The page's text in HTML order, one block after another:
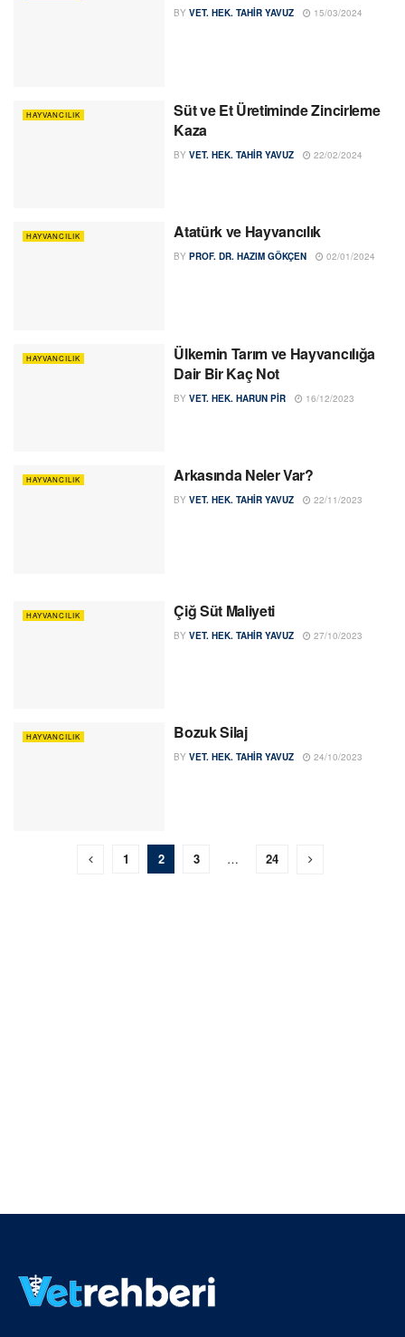
BY VET. HEK. TAHIR YAVUZ 15/03/2024
HAYVANCILIK
Süt ve Et Üretiminde Zincirleme
Kaza
BY VET. HEK. TAHIR YAVUZ 22/02/2024
HAYVANCILIK Atatürk ve Hayvancılık
BY PROF. DR. HAZIM GÖKÇEN 02/01/2024
HAYVANCILIK
Ülkemin Tarım ve Hayvancılığa
Dair Bir Kaç Not
BY VET. HEK. HARUN PIR 16/12/2023
HAYVANCILIK Arkasında Neler Var?
BY VET. HEK. TAHIR YAVUZ 22/11/2023
HAYVANCILIK Çiğ Süt Maliyeti
BY VET. HEK. TAHIR YAVUZ 27/10/2023
HAYVANCILIK Bozuk Silaj
BY VET. HEK. TAHIR YAVUZ 24/10/2023
1 2 3 … 24